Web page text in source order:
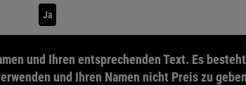
Ja
und Ihren entsprechenden Text. Es
und Ihren Namen nicht Preis zu